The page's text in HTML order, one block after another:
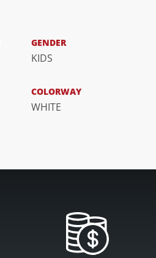
GENDER
KIDS
COLORWAY
WHITE